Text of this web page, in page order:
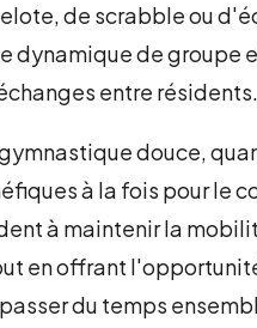
de scrabble ou
dynamique de groupe
entre résidents.
douce,
à la fois pour le
à maintenir la
en offrant
du temps